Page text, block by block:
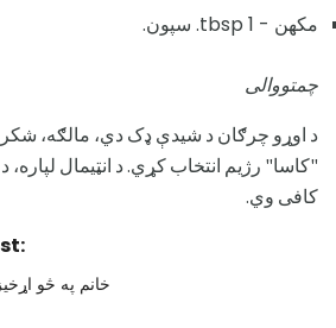
مکھن - 1 tbsp. سپون.
چمتووالی
د اوړو چرګان د شیدې ډک دي، مالګه،
کافی وي.
خانم په څو